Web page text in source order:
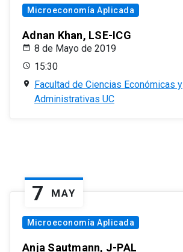
Microeconomía Aplicada
Adnan Khan, LSE-ICG
8 de Mayo de 2019
15:30
Facultad de Ciencias Económicas y
Administrativas UC
7 MAY
Microeconomía Aplicada
Anja Sautmann, J-PAL